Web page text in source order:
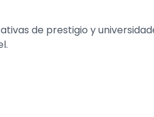
de prestigio y